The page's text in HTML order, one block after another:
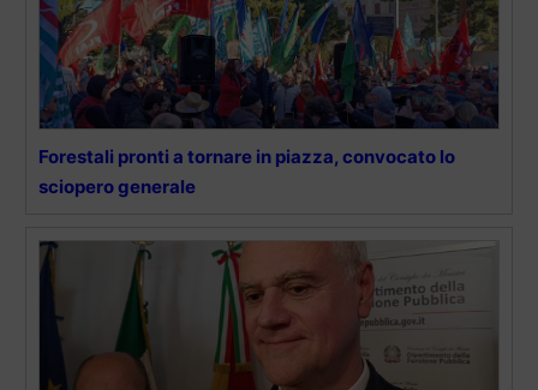
Forestali pronti a tornare in piazza, convocato lo
sciopero generale